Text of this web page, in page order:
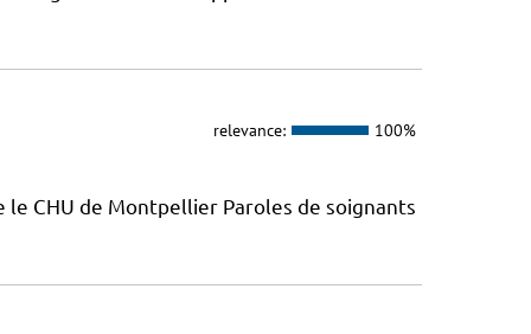
relevance: 100%
le CHU de Montpellier Paroles de soignants